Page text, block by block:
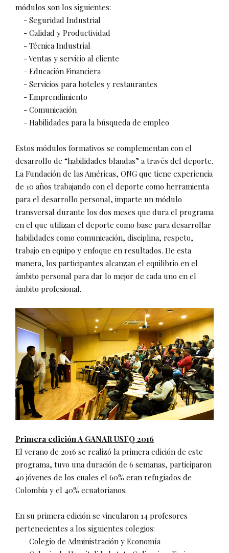
módulos son los siguientes:
- Seguridad Industrial
- Calidad y Productividad
- Técnica Industrial
- Ventas y servicio al cliente
- Educación Financiera
- Servicios para hoteles y restaurantes
- Emprendimiento
- Comunicación
- Habilidades para la búsqueda de empleo
Estos módulos formativos se complementan con el
desarrollo de “habilidades blandas” a través del deporte.
La Fundación de las Américas, ONG que tiene experiencia
de 10 años trabajando con el deporte como herramienta
para el desarrollo personal, imparte un módulo
transversal durante los dos meses que dura el programa
en el que utilizan el deporte como base para desarrollar
habilidades como comunicación, disciplina, respeto,
trabajo en equipo y enfoque en resultados. De esta
manera, los participantes alcanzan el equilibrio en el
ámbito personal para dar lo mejor de cada uno en el
ámbito profesional.
Primera edición A GANAR USFQ 2016
El verano de 2016 se realizó la primera edición de este
programa, tuvo una duración de 6 semanas, participaron
40 jóvenes de los cuales el 60% eran refugiados de
Colombia y el 40% ecuatorianos.
En su primera edición se vincularon 14 profesores
pertenecientes a los siguientes colegios:
- Colegio de Administración y Economía